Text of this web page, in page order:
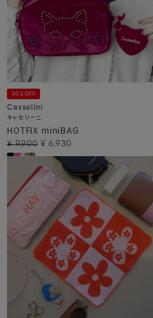
30%OFF
Casselini
キャセリーニ
HOTFIX miniBAG
¥ 9,900 ¥ 6,930